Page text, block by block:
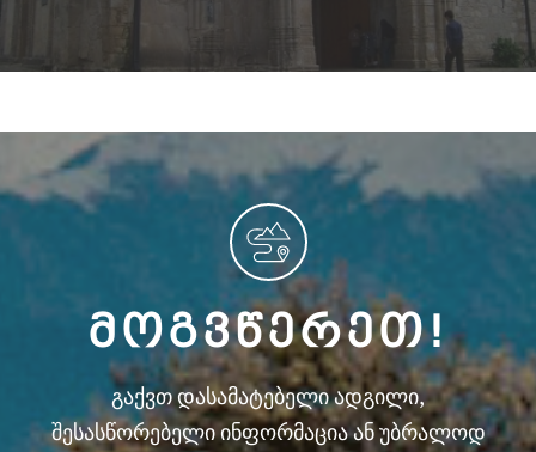
ᲛᲝᲒᲕᲬᲔᲠᲔᲗ!
გაქვთ დასამატებელი ადგილი,
შესასწორებელი ინფორმაცია ან უბრალოდ